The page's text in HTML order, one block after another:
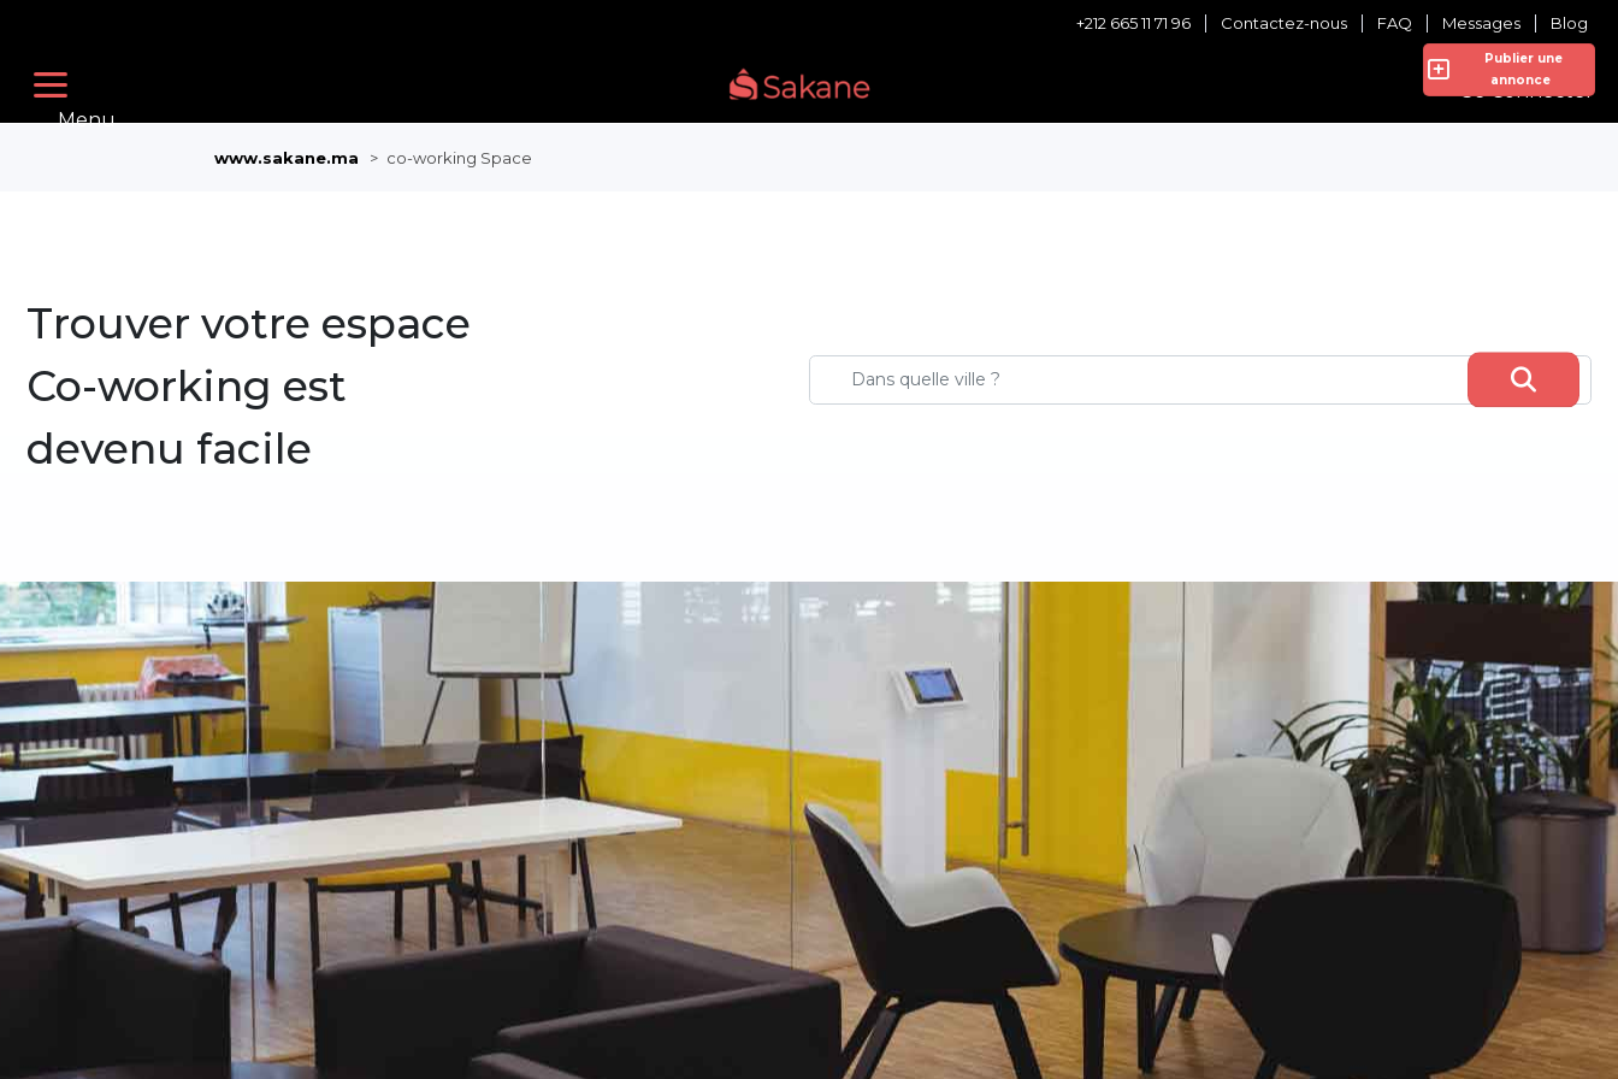
Blog
Messages
FAQ
Contactez-nous
+212 665 11 71 96
Menu
Se Connecter
Publier une
annonce
www.sakane.ma > co-working Space
Trouver votre espace
Co-working est
devenu facile